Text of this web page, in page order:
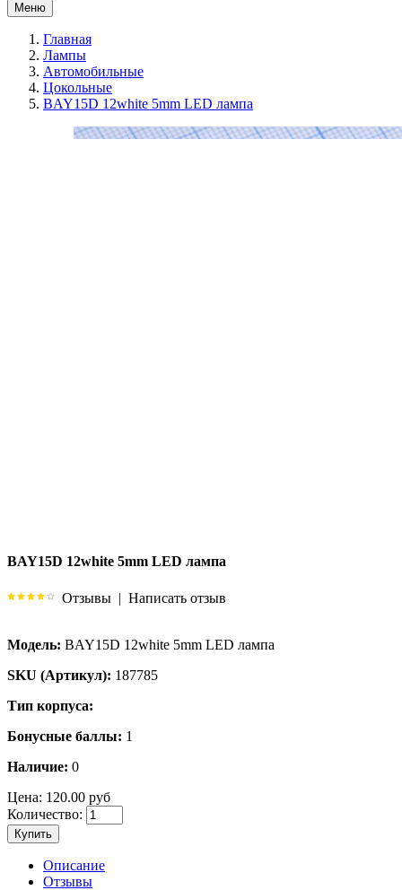
Меню
Главная
Лампы
Автомобильные
Цокольные
BAY15D 12white 5mm LED лампа
BAY15D 12white 5mm LED лампа
Отзывы | Написать отзыв
Модель: BAY15D 12white 5mm LED лампа
SKU (Артикул): 187785
Тип корпуса:
Бонусные баллы: 1
Наличие: 0
Цена: 120.00 руб
Количество:
Купить
Описание
Отзывы